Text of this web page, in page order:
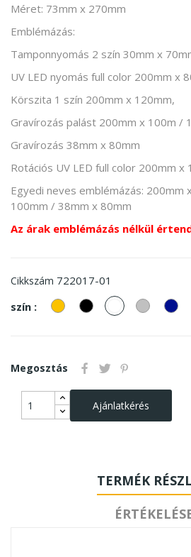
Méret: 73mm x 270mm
Emblémázás:
Tamponnyomás 2 szín 30mm x
UV LED nyomás full color 200mm x
Körszita 1 szín 200mm x 120mm,
Gravírozás palást 200mm x 100m /
Gravírozás 38mm x 80mm
Rotációs UV LED full color 200mm x
Egyedi neves emblémázás: 200mm
100mm / 38mm x 80mm
Az árak emblémázás nélkül
Cikkszám 722017-01
szín :
AranyFeketefehér ezüst
Megosztás
Ajánlatkérés
TERMÉK